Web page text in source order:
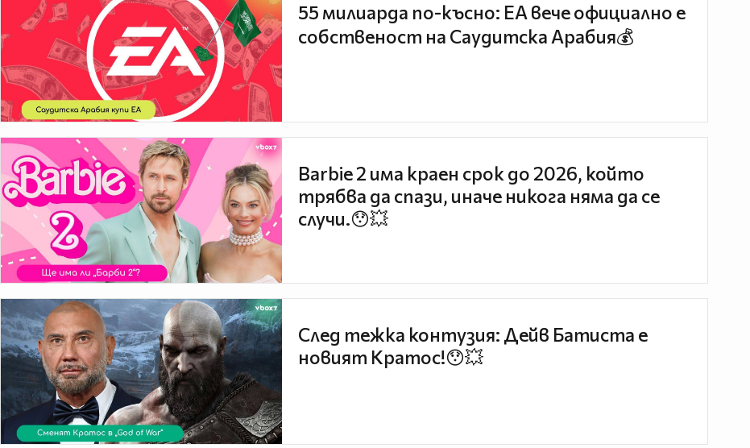
55 милиарда по-късно: EA вече официално е
собственост на Саудитска Арабия💰
Barbie 2 има краен срок до 2026, който
трябва да спази, иначе никога няма да се
случи.😯💥
След тежка контузия: Дейв Батиста е
новият Кратос!😯💥